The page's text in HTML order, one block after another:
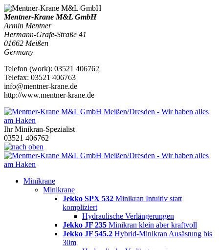
Mentner-Krane M&L GmbH
Armin Mentner
Hermann-Grafe-Straße 41
01662 Meißen
Germany
Telefon (work): 03521 406762
Telefax: 03521 406763
info@mentner-krane.de
http://www.mentner-krane.de
Ihr Minikran-Spezialist
03521 406762
Minikrane
Minikrane
Jekko SPX 532 Minikran Intuitiv statt
kompliziert
Hydraulische Verlängerungen
Jekko JF 235 Minikran klein aber kraftvoll
Jekko JF 545.2 Hybrid-Minikran Ausästung bis
30m